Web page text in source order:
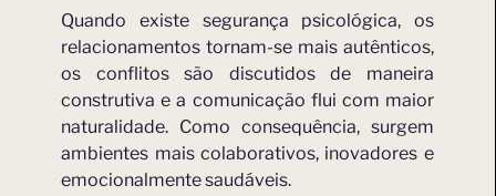
Quando existe segurança psicológica, os
relacionamentos tornam-se mais autênticos,
os conflitos são discutidos de maneira
construtiva e a comunicação flui com maior
naturalidade. Como consequência, surgem
ambientes mais colaborativos, inovadores e
emocionalmente saudáveis.